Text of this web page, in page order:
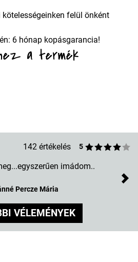
felül önként
6 hónap kopásgarancia!
a termék
142 értékelés 5
imádom..
Percze Mária
VÉLEMÉNYEK